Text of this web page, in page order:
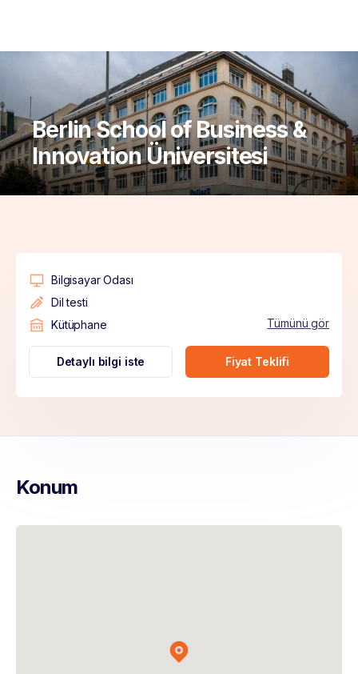
Berlin School of Business &
Innovation Üniversitesi
Bilgisayar Odası
Dil testi
Kütüphane
Tümünü gör
Detaylı bilgi iste Fiyat Teklifi
Konum